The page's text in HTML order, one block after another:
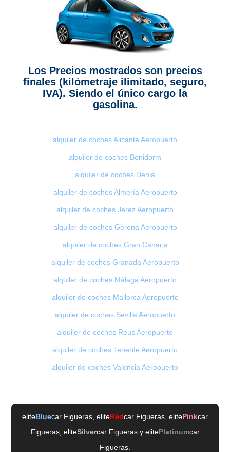
Los Precios mostrados son precios
finales (kilómetraje ilimitado, seguro,
IVA). Siendo el único cargo la
gasolina.
alquiler de coches Alicante Aeropuerto
alquiler de coches Benidorm
alquiler de coches Denia
alquiler de coches Almería Aeropuerto
alquiler de coches Jerez Aeropuerto
alquiler de coches Gerona Aeropuerto
alquiler de coches Gran Canaria
alquiler de coches Granada Aeropuerto
alquiler de coches Málaga Aeropuerto
alquiler de coches Mallorca Aeropuerto
alquiler de coches Sevilla Aeropuerto
alquiler de coches Reus Aeropuerto
alquiler de coches Tenerife Aeropuerto
alquiler de coches Valencia Aeropuerto
eliteBluecar Figueras , eliteRedcar Figueras , elitePinkcar
Figueras, eliteSilvercar Figuerasy elitePlatinumcar
Figueras